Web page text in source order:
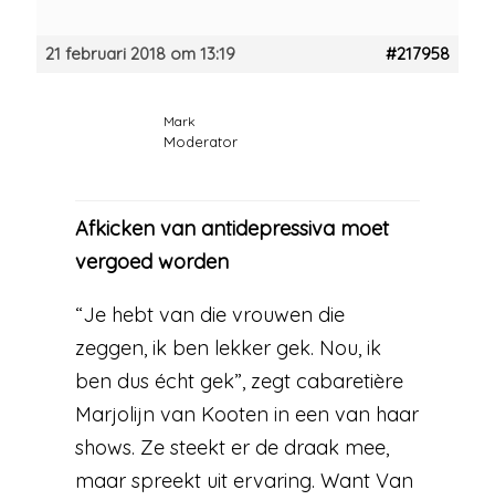
21 februari 2018 om 13:19 #217958
Mark
Moderator
Afkicken van antidepressiva moet
vergoed worden
“Je hebt van die vrouwen die
zeggen, ik ben lekker gek. Nou, ik
ben dus écht gek”, zegt cabaretière
Marjolijn van Kooten in een van haar
shows. Ze steekt er de draak mee,
maar spreekt uit ervaring. Want Van